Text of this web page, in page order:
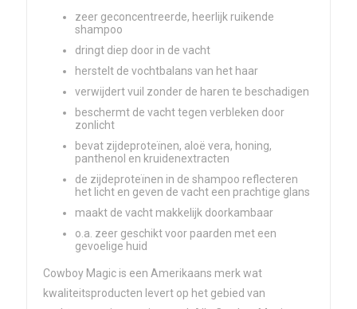
zeer geconcentreerde, heerlijk ruikende
shampoo
dringt diep door in de vacht
herstelt de vochtbalans van het haar
verwijdert vuil zonder de haren te beschadigen
beschermt de vacht tegen verbleken door
zonlicht
bevat zijdeproteïnen, aloë vera, honing,
panthenol en kruidenextracten
de zijdeproteïnen in de shampoo reflecteren
het licht en geven de vacht een prachtige glans
maakt de vacht makkelijk doorkambaar
o.a. zeer geschikt voor paarden met een
gevoelige huid
Cowboy Magic is een Amerikaans merk wat
kwaliteitsproducten levert op het gebied van